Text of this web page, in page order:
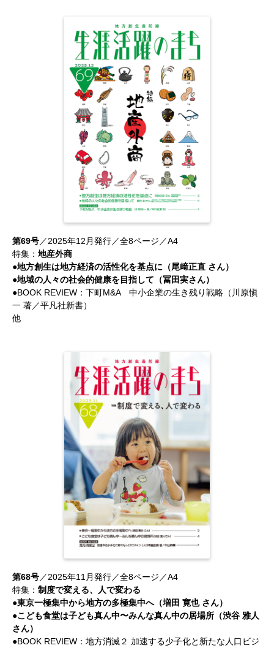
第69号／2025年12月発行／全8ページ／A4
特集： 地産外商
●地方創生は地方経済の活性化を基点に（尾﨑正直 さん）
●地域の人々の社会的健康を目指して（冨田実さん）
●BOOK REVIEW：下町M&A 中小企業の生き残り戦略（川原愼
一 著／平凡社新書）
他
第68号／2025年11月発行／全8ページ／A4
特集： 制度で変える、人で変わる
●東京一極集中から地方の多極集中へ（増田 寛也 さん）
●こども食堂は子ども真ん中〜みんな真ん中の居場所（渋谷 雅人
さん）
●BOOK REVIEW：地方消滅２ 加速する少子化と新たな人口ビジ